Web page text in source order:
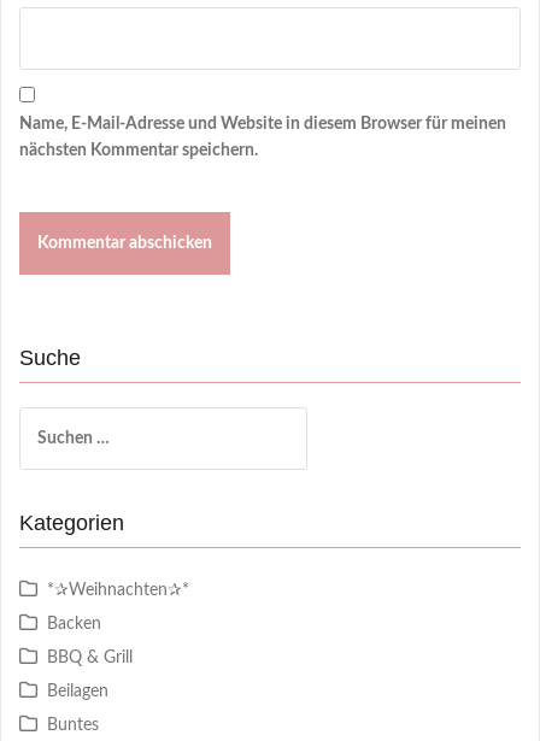
Name, E-Mail-Adresse und Website in diesem Browser für meinen
nächsten Kommentar speichern.
Suche
nach:
Kategorien
*✰Weihnachten✰*
Backen
BBQ & Grill
Beilagen
Buntes